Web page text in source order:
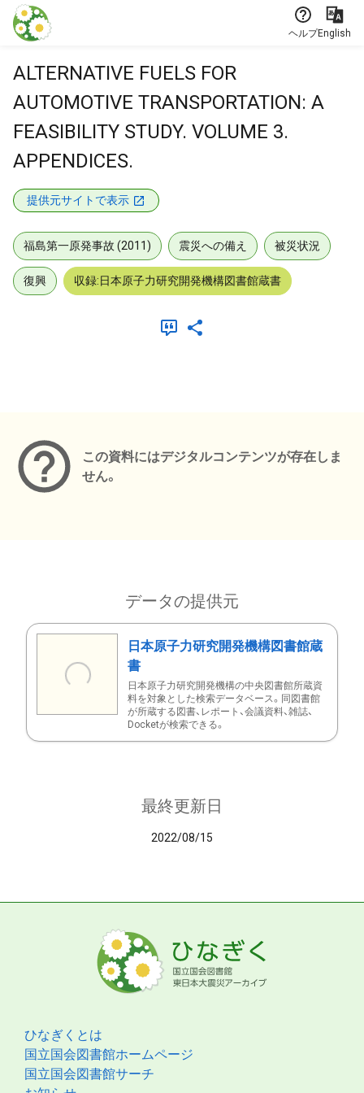
本文に飛ぶ
ヘルプEnglish
ALTERNATIVE FUELS FOR
AUTOMOTIVE TRANSPORTATION: A
FEASIBILITY STUDY. VOLUME 3.
APPENDICES.
提供元サイトで表示
福島第一原発事故 (2011) 震災への備え 被災状況
復興 収録:日本原子力研究開発機構図書館蔵書
この資料にはデジタルコンテンツが存在しま
せん。
データの提供元
日本原子力研究開発機構図書館蔵
書
日本原子力研究開発機構の中央図書館所蔵資
料を対象とした検索データベース。同図書館
が所蔵する図書、レポート、会議資料、雑誌、
Docketが検索できる。
最終更新日
2022/08/15
ひなぎくとは
国立国会図書館ホームページ
国立国会図書館サーチ